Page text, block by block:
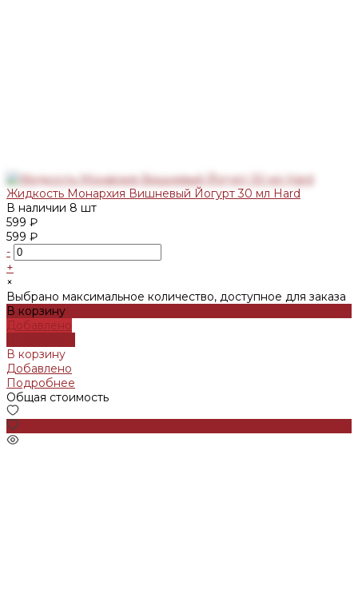
Жидкость Монархия Вишневый Йогурт 30 мл Hard
В наличии 8 шт
599 ₽
599 ₽
-
+
×
Выбрано максимальное количество, доступное для заказа
В корзину
Добавлено
В корзину
Добавлено
Подробнее
Общая стоимость